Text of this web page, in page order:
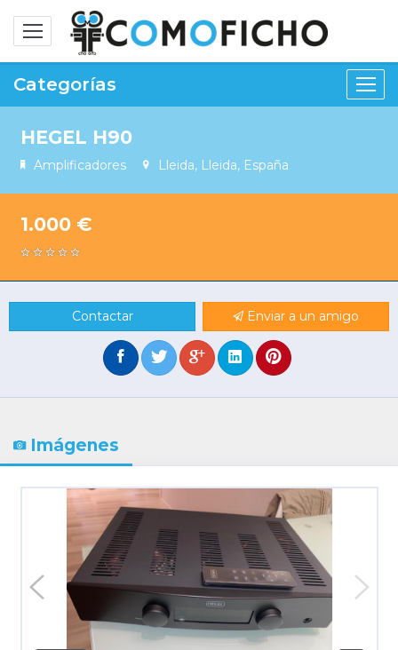
Alternar
navegación
Categorías
HEGEL H90
Amplificadores Lleida, Lleida, España
1.000 €
Contactar Enviar a un amigo
Imágenes